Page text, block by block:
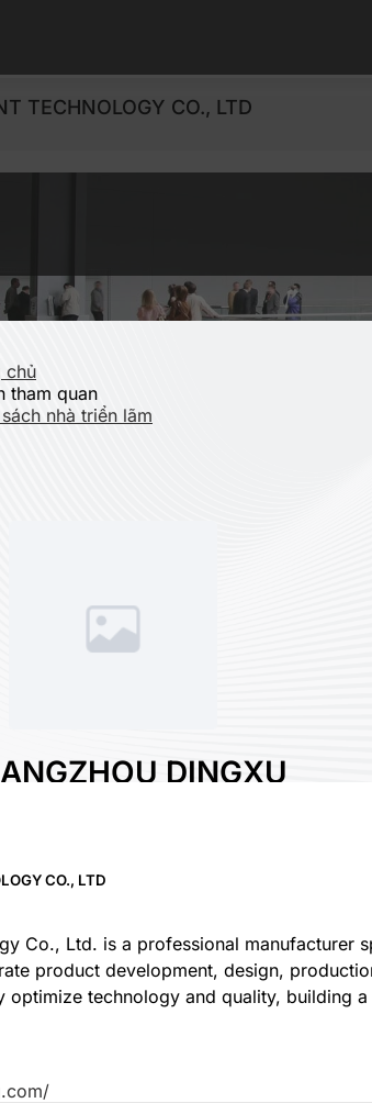
TECHNOLOGY CO., LTD
chủ
tham quan
nhà triển lãm
DINGXU
Packaging Industrial Fair
China
0
CO., LTD
Co., Ltd. is a professional
product development, design,
optimize technology and quality, building